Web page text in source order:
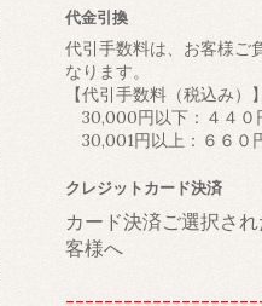
代金引換
代引手数料は、お客様ご
なります。
【代引手数料（税込み）
30,000円以下：４４０
30,001円以上：６６０
クレジットカード決済
カード決済ご選択さ
客様へ